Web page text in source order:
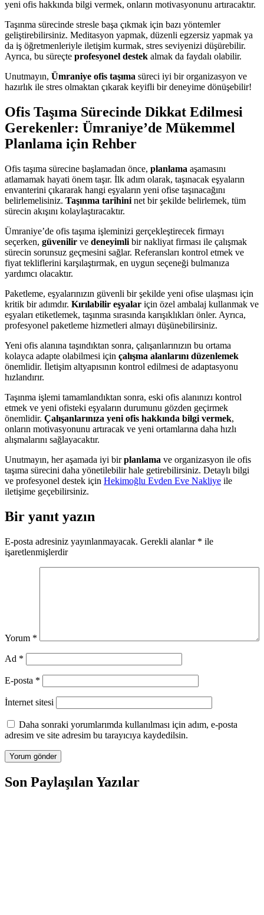
yeni ofis hakkında bilgi vermek, onların motivasyonunu artıracaktır.
Taşınma sürecinde stresle başa çıkmak için bazı yöntemler
geliştirebilirsiniz. Meditasyon yapmak, düzenli egzersiz yapmak ya
da iş öğretmenleriyle iletişim kurmak, stres seviyenizi düşürebilir.
Ayrıca, bu süreçte profesyonel destek almak da faydalı olabilir.
Unutmayın, Ümraniye ofis taşıma süreci iyi bir organizasyon ve
hazırlık ile stres olmaktan çıkarak keyifli bir deneyime dönüşebilir!
Ofis Taşıma Sürecinde Dikkat Edilmesi
Gerekenler: Ümraniye’de Mükemmel
Planlama için Rehber
Ofis taşıma sürecine başlamadan önce, planlama aşamasını
atlamamak hayati önem taşır. İlk adım olarak, taşınacak eşyaların
envanterini çıkararak hangi eşyaların yeni ofise taşınacağını
belirlemelisiniz. Taşınma tarihini net bir şekilde belirlemek, tüm
sürecin akışını kolaylaştıracaktır.
Ümraniye’de ofis taşıma işleminizi gerçekleştirecek firmayı
seçerken, güvenilir ve deneyimli bir nakliyat firması ile çalışmak
sürecin sorunsuz geçmesini sağlar. Referansları kontrol etmek ve
fiyat tekliflerini karşılaştırmak, en uygun seçeneği bulmanıza
yardımcı olacaktır.
Paketleme, eşyalarınızın güvenli bir şekilde yeni ofise ulaşması için
kritik bir adımdır. Kırılabilir eşyalar için özel ambalaj kullanmak ve
eşyaları etiketlemek, taşınma sırasında karışıklıkları önler. Ayrıca,
profesyonel paketleme hizmetleri almayı düşünebilirsiniz.
Yeni ofis alanına taşındıktan sonra, çalışanlarınızın bu ortama
kolayca adapte olabilmesi için çalışma alanlarını düzenlemek
önemlidir. İletişim altyapısının kontrol edilmesi de adaptasyonu
hızlandırır.
Taşınma işlemi tamamlandıktan sonra, eski ofis alanınızı kontrol
etmek ve yeni ofisteki eşyaların durumunu gözden geçirmek
önemlidir. Çalışanlarınıza yeni ofis hakkında bilgi vermek,
onların motivasyonunu artıracak ve yeni ortamlarına daha hızlı
alışmalarını sağlayacaktır.
Unutmayın, her aşamada iyi birplanlama ve organizasyon ile ofis
taşıma sürecini daha yönetilebilir hale getirebilirsiniz. Detaylı bilgi
ve profesyonel destek için Hekimoğlu Evden Eve Nakliye ile
iletişime geçebilirsiniz.
Bir yanıt yazın
E-posta adresiniz yayınlanmayacak. Gerekli alanlar * ile
işaretlenmişlerdir
Yorum *
Ad *
E-posta *
İnternet sitesi
Daha sonraki yorumlarımda kullanılması için adım, e-posta
adresim ve site adresim bu tarayıcıya kaydedilsin.
Son Paylaşılan Yazılar